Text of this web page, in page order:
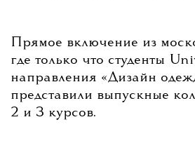
Прямое включение из
где только что студенты
направления «Дизайн
представили выпускные
2 и 3 курсов.